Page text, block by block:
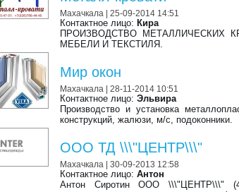
Махачкала | 25-09-2014 14:51
Контактное лицо: Кира
ПРОИЗВОДСТВО МЕТАЛЛИЧЕСКИХ
МЕБЕЛИ И ТЕКСТИЛЯ.
Мир окон
Махачкала | 28-11-2014 10:51
Контактное лицо: Эльвира
Производство и установка
конструкций, жалюзи, м/с, подоконники.
ООО ТД \\\"ЦЕНТР\\\"
Махачкала | 30-09-2013 12:58
Контактное лицо: Антон
Антон Сиротин ООО \\\"ЦЕНТР\\\"